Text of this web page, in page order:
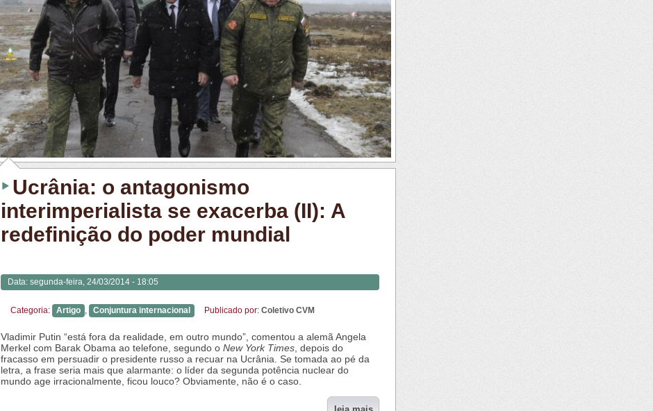
Ucrânia: o antagonismo
interimperialista se exacerba (II): A
redefinição do poder mundial
Data: segunda-feira, 24/03/2014 - 18:05
Categoria: Artigo Conjuntura internacional Publicado por: Coletivo CVM
Vladimir Putin “está fora da realidade, em outro mundo”, comentou a alemã Angela
Merkel com Barak Obama ao telefone, segundo o New York Times , depois do
fracasso em persuadir o presidente russo a recuar na Ucrânia. Se tomada ao pé da
letra, a frase seria mais que alarmante: o líder da segunda potência nuclear do
mundo age irracionalmente, ficou louco? Obviamente, não é o caso.
leia mais